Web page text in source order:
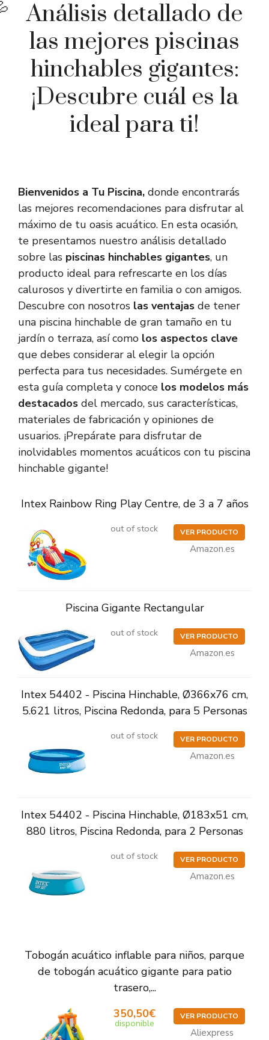
Análisis detallado de
las mejores piscinas
hinchables gigantes:
¡Descubre cuál es la
ideal para ti!
Bienvenidos a Tu Piscina, donde encontrarás
las mejores recomendaciones para disfrutar al
máximo de tu oasis acuático. En esta ocasión,
te presentamos nuestro análisis detallado
sobre las piscinas hinchables gigantes, un
producto ideal para refrescarte en los días
calurosos y divertirte en familia o con amigos.
Descubre con nosotros las ventajas de tener
una piscina hinchable de gran tamaño en tu
jardín o terraza, así como los aspectos clave
que debes considerar al elegir la opción
perfecta para tus necesidades. Sumérgete en
esta guía completa y conoce los modelos más
destacados del mercado, sus características,
materiales de fabricación y opiniones de
usuarios. ¡Prepárate para disfrutar de
inolvidables momentos acuáticos con tu piscina
hinchable gigante!
Intex Rainbow Ring Play Centre, de 3 a 7 años
out of stock VER PRODUCTO
Amazon.es
Piscina Gigante Rectangular
out of stock VER PRODUCTO
Amazon.es
Intex 54402 - Piscina Hinchable, Ø366x76 cm,
5.621 litros, Piscina Redonda, para 5 Personas
out of stock VER PRODUCTO
Amazon.es
Intex 54402 - Piscina Hinchable, Ø183x51 cm,
880 litros, Piscina Redonda, para 2 Personas
out of stock VER PRODUCTO
Amazon.es
Tobogán acuático inflable para niños, parque
de tobogán acuático gigante para patio
trasero,...
350,50€
disponible
VER PRODUCTO
Aliexpress